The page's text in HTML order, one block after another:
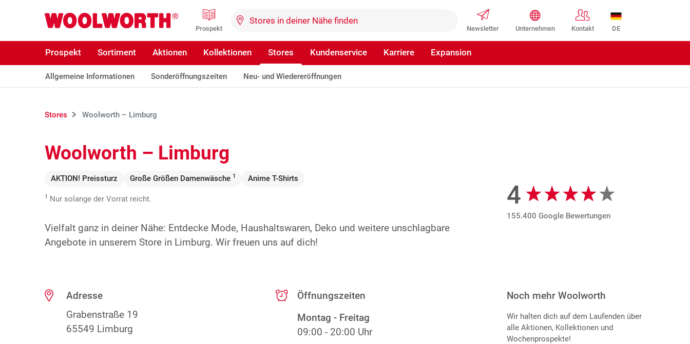
Woolworth GmbH DE
Prospekt Newsletter Unternehmen Kontakt
Prospekt Sortiment Aktionen Kollektionen Stores Kundenservice Karriere Expansion
Allgemeine Informationen Sonderöffnungszeiten Neu- und Wiedereröffnungen
Stores Woolworth – Limburg
Woolworth – Limburg
AKTION! Preissturz Große Größen Damenwäsche 1 Anime T-Shirts
1 Nur solange der Vorrat reicht.
Vielfalt ganz in deiner Nähe: Entdecke Mode, Haushaltswaren, Deko und weitere unschlagbare
Angebote in unserem Store in Limburg. Wir freuen uns auf dich!
Google Bewertungen
4
155.400 Google Bewertungen
Adresse
Grabenstraße 19
65549 Limburg
Öffnungszeiten
Montag - Freitag
09:00 - 20:00 Uhr
Noch mehr Woolworth
Wir halten dich auf dem Laufenden über
alle Aktionen, Kollektionen und
Wochenprospekte!